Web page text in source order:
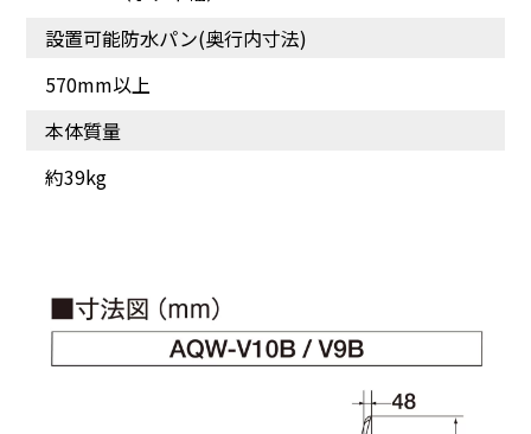
こだわりの清潔仕様
設置可能防水パン(奥行内寸法)
570mm以上
本体質量
約39kg